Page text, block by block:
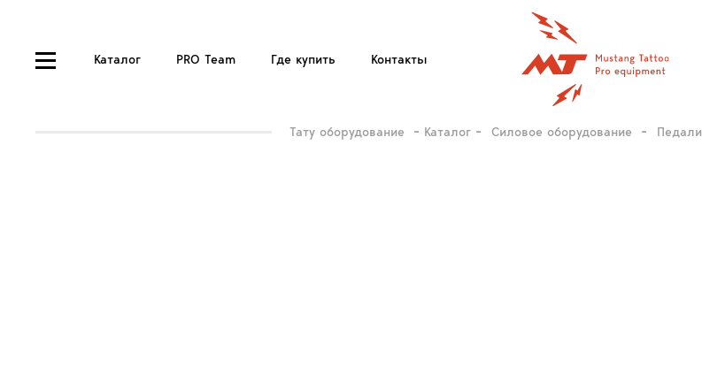
Каталог PRO Team Где купить Контакты
Тату оборудование Каталог Силовое оборудование Педали